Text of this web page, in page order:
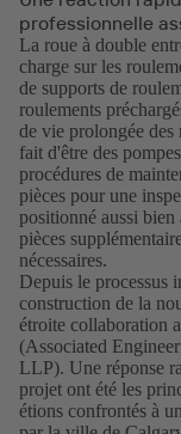
professionnelle
La roue à double
charge sur les
de supports de
roulements
de vie prolongée
fait d'être des
procédures de
pièces pour une
positionné aussi bien
pièces
nécessaires.
Depuis le processus
construction de la
étroite collaboration
(Associated
LLP). Une réponse
projet ont été les
étions confrontés à